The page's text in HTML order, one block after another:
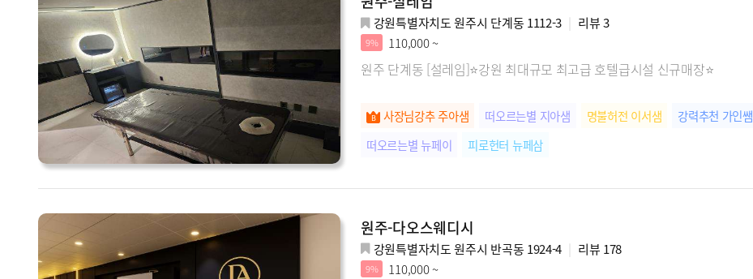
강원특별자치도 원주시 단계동 1112-3 리뷰3
9% 110,000 ~
원주 단계동 [설레임]⭐강원 최대규모 최고급 호텔급시설 신규매장⭐
사장님강추 주아샘 떠오르는별 지아샘 명불허전 이서샘 강력추천 가인쌤
떠오르는별 뉴페이
피로헌터 뉴페삼
원주-다오스웨디시
강원특별자치도 원주시 반곡동 1924-4 리뷰 178
9% 110,000 ~